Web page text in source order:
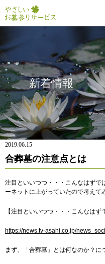
新着情報
2019.06.15
合葬墓の注意点とは
注目といいつつ・・・こんなはずで
ーネットに上がっていたので考えて
【注目といいつつ・・・こんなはず
https://news.tv-asahi.co.jp/
まず、「合葬墓」とは何なのか？に